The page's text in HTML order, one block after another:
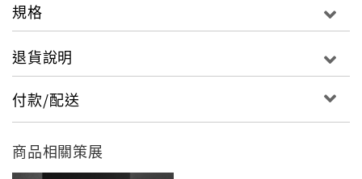
規格
退貨說明
付款/配送
商品相關策展